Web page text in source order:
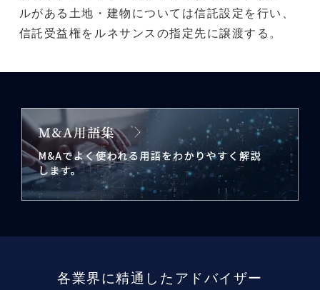
ルがある土地・建物については信託設定を行い、
信託受益権をルネサンスの指定先に譲渡する。
各業界に精通したアドバイザー